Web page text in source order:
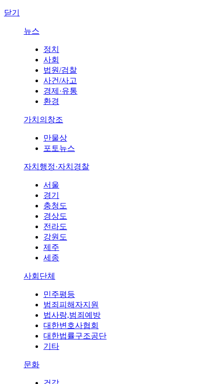
닫기
뉴스
정치
사회
법원/검찰
사건/사고
경제·유통
환경
가치의창조
만물상
포토뉴스
자치행정·자치경찰
서울
경기
충청도
경상도
전라도
강원도
제주
세종
사회단체
민주평등
범죄피해자지원
법사랑,범죄예방
대한변호사협회
대한법률구조공단
기타
문화